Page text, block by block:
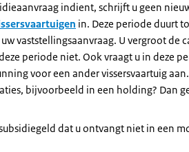
indient, schrijft u geen
in. Deze periode duurt
vaststellingsaanvraag. U vergroot de
periode niet. Ook vraagt u in deze
voor een ander vissersvaartuig
bijvoorbeeld in een holding? Dan
dat u ontvangt niet in een